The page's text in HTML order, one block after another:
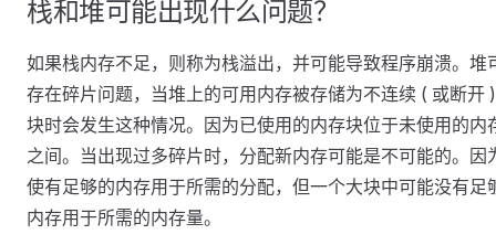
栈和堆可能出现什么问题？
如果栈内存不足，则称为栈溢出，并可能导致程序崩溃。堆
存在碎片问题，当堆上的可用内存被存储为不连续 ( 或断开
块时会发生这种情况。因为已使用的内存块位于未使用的内
之间。当出现过多碎片时，分配新内存可能是不可能的。因
使有足够的内存用于所需的分配，但一个大块中可能没有足
内存用于所需的内存量。